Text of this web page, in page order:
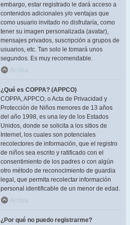
embargo, estar registrado le dará acceso a
contenidos adicionales y/o ventajas que
como usuario invitado no disfrutaría, como
tener su imagen personalizada (avatar),
mensajes privados, suscripción a grupos de
usuarios, etc. Tan solo le tomará unos
segundos. Es muy recomendable.
Arriba
¿Qué es COPPA? (APPCO)
COPPA, APPCO, o Acta de Privacidad y
Protección de Niños menores de 13 años
del año 1998, es una ley de los Estados
Unidos, donde se solicita a los sitios de
Internet, los cuales son potenciales
recolectores de información, que el registro
de niños sea escrito y ratificado con el
consentimiento de los padres o con algún
otro método de reconocimiento de guardia
legal, que permita recolectar información
personal identificable de un menor de edad.
Arriba
¿Por qué no puedo registrarme?